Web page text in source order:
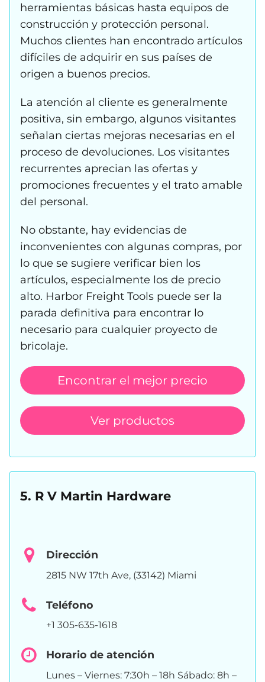
herramientas básicas hasta equipos de
construcción y protección personal.
Muchos clientes han encontrado artículos
difíciles de adquirir en sus países de
origen a buenos precios.
La atención al cliente es generalmente
positiva, sin embargo, algunos visitantes
señalan ciertas mejoras necesarias en el
proceso de devoluciones. Los visitantes
recurrentes aprecian las ofertas y
promociones frecuentes y el trato amable
del personal.
No obstante, hay evidencias de
inconvenientes con algunas compras, por
lo que se sugiere verificar bien los
artículos, especialmente los de precio
alto. Harbor Freight Tools puede ser la
parada definitiva para encontrar lo
necesario para cualquier proyecto de
bricolaje.
Encontrar el mejor precio
Ver productos
5. R V Martin Hardware
Dirección
2815 NW 17th Ave, (33142) Miami
Teléfono
+1 305-635-1618
Horario de atención
Lunes – Viernes: 7:30h – 18h Sábado: 8h –